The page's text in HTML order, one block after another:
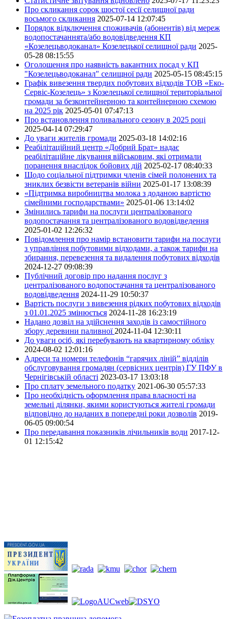
Про скликання сорок шостої сесії селищної ради
восьмого скликання 2025-07-14 12:07:45
Порядок відключення споживачів (абонентів) від мереж
водопостачаннята/або водовідведення КП
«Козелецьводоканал» Козелецької селищної ради 2025-
05-28 08:15:55
Оголошення про наявність вакантних посад у КП
"Козелецьводоканал" селищної ради 2025-05-15 08:45:15
Графік вивезення твердих побутових відходів ТОВ «Еко-
Сервіс-Козелець» з Козелецької селищної територіальної
громади за безконтейнерною та контейнерною схемою
на 2025 рік 2025-05-01 07:47:13
Про встановлення поливального сезону в 2025 році
2025-04-14 07:29:47
До уваги жителів громади 2025-03-18 14:02:16
Реабілітаційний центр «Добрий Брат» надає
реабілітаційне лікування військовим, які отримали
поранення внаслідок бойових дій 2025-02-17 08:40:33
Щодо соціальної підтримки членів сімей полонених та
зниклих безвісти ветеранів війни 2025-01-17 13:08:39
«Підтримка виробництва молока з доданою вартістю
сімейними господарствами» 2025-01-06 13:14:02
Змінились тарифи на послуги централізованого
водопостачання та централізованого водовідведення
2025-01-02 12:26:32
Повідомлення про намір встановити тарифи на послуги
з управління побутовими відходами, а також тарифи на
збирання, перевезення та видалення побутових відходів
2024-12-27 09:08:39
Публічний договір про надання послуг з
централізованого водопостачання та централізованого
водовідведення 2024-11-29 10:50:37
Вартість послуги з вивезення рідких побутових відходів
з 01.01.2025 змінюється 2024-11-28 16:23:19
Надано дозвіл на здійснення заходів із самостійного
збору деревини паливної 2024-11-04 12:30:11
До уваги осіб, які перебувають на квартирному обліку
2024-08-02 12:01:16
Адреси та номери телефонів “гарячих ліній” відділів
обслуговування громадян (сервісних центрів) ГУ ПФУ в
Чернігівській області 2023-03-17 13:03:18
Про сплату земельного податку 2021-06-30 05:57:33
Про необхідність оформлення права власності на
земельні ділянки, якими користуються жителі громади
відповідно до наданих в попередні роки дозволів 2019-
06-05 09:00:54
Про передавання показників лічильників води 2017-12-
01 12:15:42